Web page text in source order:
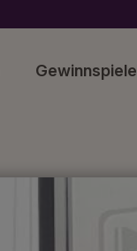
Gewinnspiele